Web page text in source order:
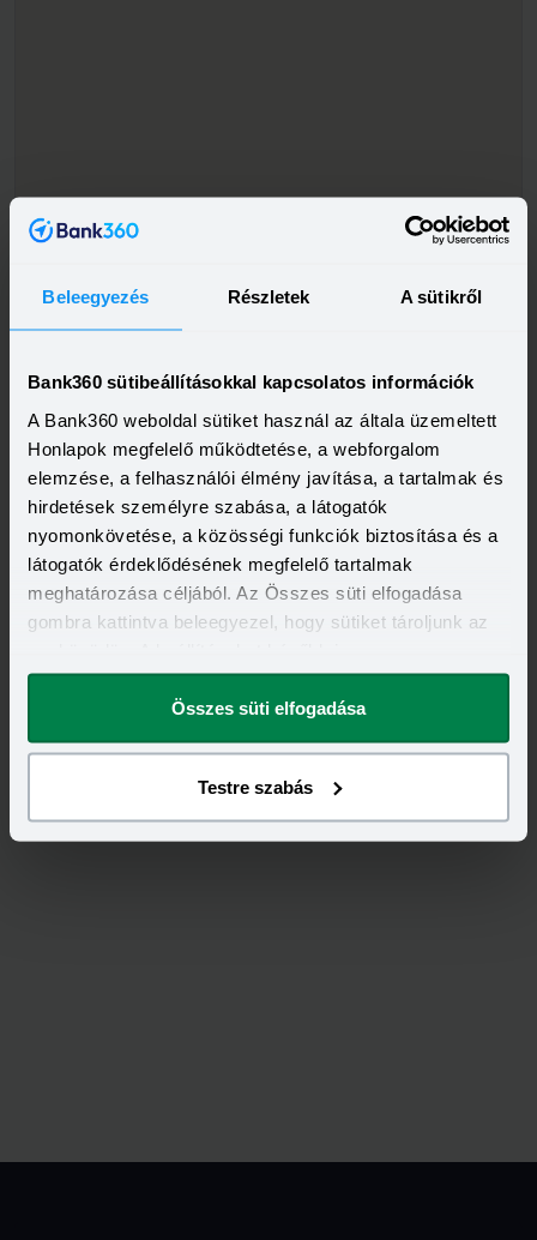
Beleegyezés Részletek A sütikről
Bank360 sütibeállításokkal kapcsolatos információk
A Bank360 weboldal sütiket használ az általa üzemeltett
Honlapok megfelelő működtetése, a webforgalom
elemzése, a felhasználói élmény javítása, a tartalmak és
hirdetések személyre szabása, a látogatók
nyomonkövetése, a közösségi funkciók biztosítása és a
látogatók érdeklődésének megfelelő tartalmak
meghatározása céljából. Az Összes süti elfogadása
gombra kattintva beleegyezel, hogy sütiket tároljunk az
megváltoztathatod.
Összes süti elfogadása
Testre szabás
Értékeldaz Allianz-ot!
5,00/2